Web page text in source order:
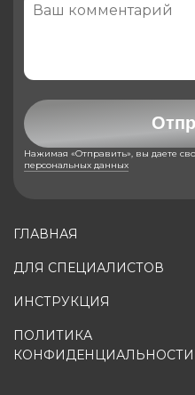
ГЛАВНАЯ
ДЛЯ СПЕЦИАЛИСТОВ
ИНСТРУКЦИЯ
ПОЛИТИКА
КОНФИДЕНЦИАЛЬНОСТИ
Нажимая «Отправить», вы даете
персональных данных